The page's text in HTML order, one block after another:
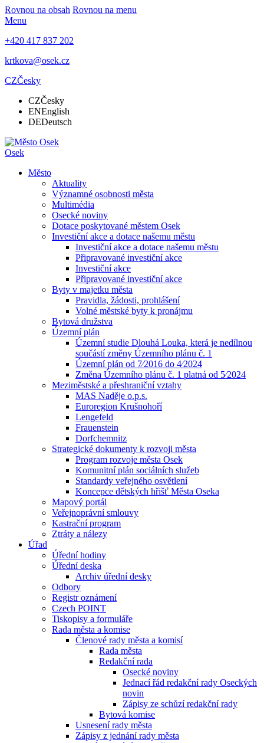
Rovnou na obsah Rovnou na menu
Menu
+420 417 837 202
krtkova@osek.cz
CZČesky
CZČesky
ENEnglish
DEDeutsch
Osek
Město
Aktuality
Významné osobnosti města
Multimédia
Osecké noviny
Dotace poskytované městem Osek
Investiční akce a dotace našemu městu
Investiční akce a dotace našemu městu
Připravované investiční akce
Investiční akce
Připravované investiční akce
Byty v majetku města
Pravidla, žádosti, prohlášení
Volné městské byty k pronájmu
Bytová družstva
Územní plán
Územní studie Dlouhá Louka, která je nedílnou
součástí změny Územního plánu č. 1
Územní plán od 7⁄2016 do 4⁄2024
Změna Územního plánu č. 1 platná od 5⁄2024
Meziměstské a přeshraniční vztahy
MAS Naděje o.p.s.
Euroregion Krušnohoří
Lengefeld
Frauenstein
Dorfchemnitz
Strategické dokumenty k rozvoji města
Program rozvoje města Osek
Komunitní plán sociálních služeb
Standardy veřejného osvětlení
Koncepce dětských hřišť Města Oseka
Mapový portál
Veřejnoprávní smlouvy
Kastrační program
Ztráty a nálezy
Úřad
Úřední hodiny
Úřední deska
Archiv úřední desky
Odbory
Registr oznámení
Czech POINT
Tiskopisy a formuláře
Rada města a komise
Členové rady města a komisí
Rada města
Redakční rada
Osecké noviny
Jednací řád redakční rady Oseckých
novin
Zápisy ze schůzí redakční rady
Bytová komise
Usnesení rady města
Zápisy z jednání rady města